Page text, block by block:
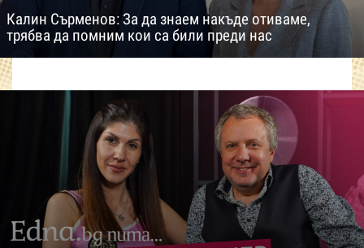
Калин Сърменов: За да знаем накъде отиваме,
трябва да помним кои са били преди нас